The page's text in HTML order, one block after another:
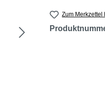
Zum Merkzettel